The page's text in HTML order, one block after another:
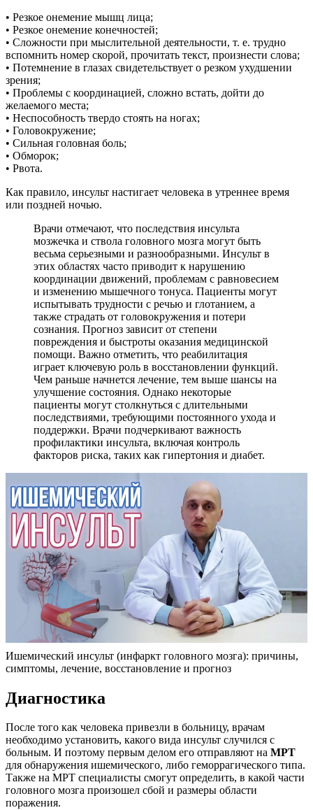
• Резкое онемение мышц лица;
• Резкое онемение конечностей;
• Сложности при мыслительной деятельности, т. е. трудно
вспомнить номер скорой, прочитать текст, произнести слова;
• Потемнение в глазах свидетельствует о резком ухудшении
зрения;
• Проблемы с координацией, сложно встать, дойти до
желаемого места;
• Неспособность твердо стоять на ногах;
• Головокружение;
• Сильная головная боль;
• Обморок;
• Рвота.
Как правило, инсульт настигает человека в утреннее время
или поздней ночью.
Врачи отмечают, что последствия инсульта
мозжечка и ствола головного мозга могут быть
весьма серьезными и разнообразными. Инсульт в
этих областях часто приводит к нарушению
координации движений, проблемам с равновесием
и изменению мышечного тонуса. Пациенты могут
испытывать трудности с речью и глотанием, а
также страдать от головокружения и потери
сознания. Прогноз зависит от степени
повреждения и быстроты оказания медицинской
помощи. Важно отметить, что реабилитация
играет ключевую роль в восстановлении функций.
Чем раньше начнется лечение, тем выше шансы на
улучшение состояния. Однако некоторые
пациенты могут столкнуться с длительными
последствиями, требующими постоянного ухода и
поддержки. Врачи подчеркивают важность
профилактики инсульта, включая контроль
факторов риска, таких как гипертония и диабет.
Ишемический инсульт (инфаркт головного мозга): причины,
симптомы, лечение, восстановление и прогноз
Диагностика
После того как человека привезли в больницу, врачам
необходимо установить, какого вида инсульт случился с
больным. И поэтому первым делом его отправляют на МРТ
для обнаружения ишемического, либо геморрагического типа.
Также на МРТ специалисты смогут определить, в какой части
головного мозга произошел сбой и размеры области
поражения.